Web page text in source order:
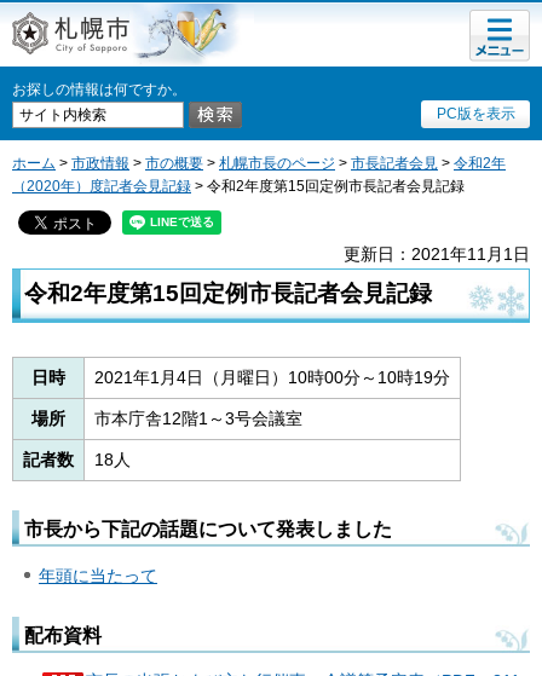
札幌市
お探しの情報は何ですか。
PC版を表示
メニュ
ー
ホーム > 市政情報 > 市の概要 > 札幌市長のページ > 市長記者会見 > 令和2年
（2020年）度記者会見記録 > 令和2年度第15回定例市長記者会見記録
更新日：2021年11月1日
令和2年度第15回定例市長記者会見記録
日時 2021年1月4日（月曜日）10時00分～10時19分
場所 市本庁舎12階1～3号会議室
記者数 18人
市長から下記の話題について発表しました
年頭に当たって
配布資料